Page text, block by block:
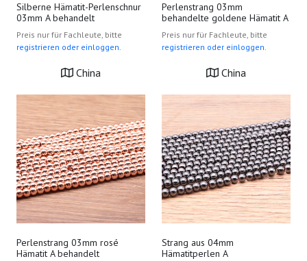
Silberne Hämatit-Perlenschnur
03mm A behandelt
Preis nur für Fachleute, bitte
registrieren oder einloggen.
China
Perlenstrang 03mm
behandelte goldene Hämatit A
Preis nur für Fachleute, bitte
registrieren oder einloggen.
China
Perlenstrang 03mm rosé
Hämatit A behandelt
Strang aus 04mm
Hämatitperlen A